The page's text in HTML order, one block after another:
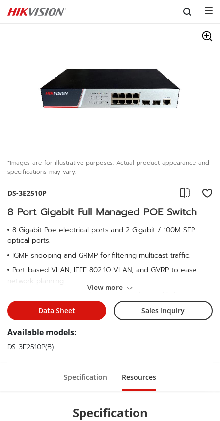
Skip to content
*Images are for illustrative purposes. Actual product appearance and
specifications may vary.
DS-3E2510P
8 Port Gigabit Full Managed POE Switch
8 Gigabit Poe electrical ports and 2 Gigabit / 100M SFP
optical ports.
IGMP snooping and GRMP for filtering multicast traffic.
Port‐based VLAN, IEEE 802.1Q VLAN, and GVRP to ease
authentication.
Support EAPs and ERPs Ethernet ring network protection
protocol.
QoS (IEEE 802.1P/1Q and TOS/DiffServ) to increase
Support IEEE 802.3af/at compliant PoE.
Each PoE port provides up to 30W output power.
View more
Data Sheet Sales Inquiry
Available models:
DS-3E2510P(B)
Specification Resources
Specification